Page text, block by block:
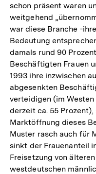
schon präsent waren
weitgehend
war diese Branche -
Bedeutung
damals rund 90
Beschäftigten Frauen
1993 ihre inzwischen
abgesenkten
verteidigen (im
derzeit ca. 55
Marktöffnung dieses
Muster rasch auch für
sinkt der Frauenanteil
Freisetzung von
westdeutschen